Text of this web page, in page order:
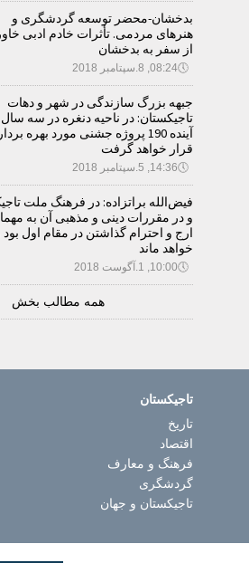
بدخشان-محضر توسعه گردشگری و
هنرهای مردمی. تأثرات خادم ادبی خاور
از سفر به بدخشان
🕔08:24, 8.سپتامبر 2018
جبهه بزرگ سازندگی در شهر و دهات
تاجیکستان: در ناحیه دنغره در سه سال
آینده 190 پروژه جشنی مورد بهره
قرار خواهد گرفت
🕔14:36, 5.سپتامبر 2018
فیض‌الله براتزاده: در فرهنگ ملت
و در مقررات دینی و مذهبی آن به
ارج و احترام گذاشتن در مقام اول بود
خواهد ماند
🕔10:00, 1.آگوست 2018
همه مطالب بخش
تاجیکستان
تاریخ
اقتصاد
فرهنگ و معارف
گردشگری
تاجیکستان و جهان